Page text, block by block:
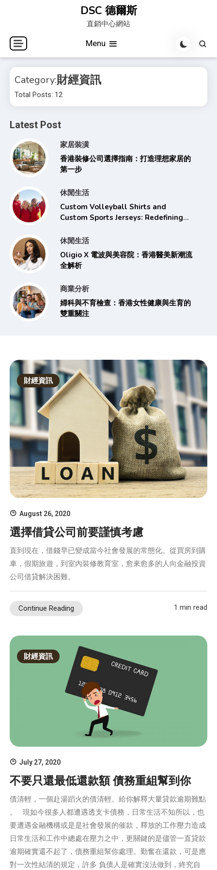
DSC 德爾斯
直銷中心網站
Menu
Category:財經資訊
Total Posts: 12
Latest Post
家居裝潢
香港裝修公司選擇指南：打造理想家居的
第一步
休閒生活
Custom Volleyball Shirts and
Custom Sports Jerseys: Redefining
休閒生活
Oligio X 電波與美容院：香港醫美新潮流
全解析
商業分析
婦科與不育檢查：香港女性健康與生育的
雙重關注
財經資訊
August 26, 2020
選擇借貸公司前要謹慎考慮
直到現在，借錢早已變成當今社會發展的常態化。從買房到購
車，假期旅遊，到室內裝修教育室，愈來愈多的人向金融投資
公司借貸解決困難。
Continue Reading 1 min read
財經資訊
July 27, 2020
不要只還最低還款額 債務重組幫到你
債清輕，一個赴湯蹈火的債清輕。給你解釋大量貸款逾期難點
。 現如今很多人都遭遇透支卡債務，日常生活不知所以，也
要遭遇金融機構或是是社會發展的催款，釋放的工作壓力造成
日常生活和工作中總處在壓力之中，更關鍵的是儘管一直貸款
逾期確實還不起了，債務重組幫你處理。勤奮在還款，可是應
對一次性結清的規定，許多 負債人是確實沒法做到，終究自